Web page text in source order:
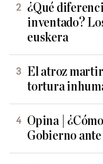
¿Qué
inventado?
euskera
El atroz
tortura
Opina |
Gobierno